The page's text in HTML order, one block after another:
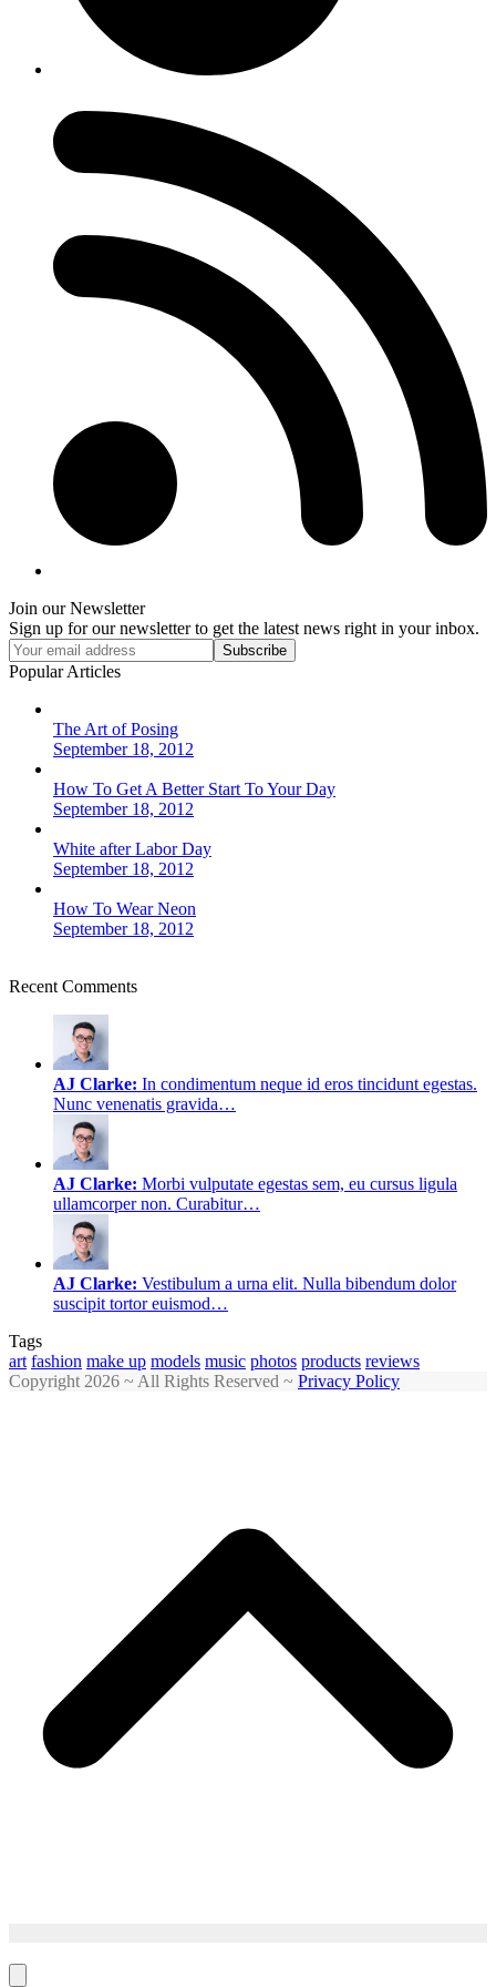
Join our Newsletter
Sign up for our newsletter to get the latest news right in your inbox.
Your
email
address
Subscribe
Popular Articles
The Art of Posing
September 18, 2012
How To Get A Better Start To Your Day
September 18, 2012
White after Labor Day
September 18, 2012
How To Wear Neon
September 18, 2012
Recent Comments
AJ Clarke: In condimentum neque id eros tincidunt egestas.
Nunc venenatis gravida…
AJ Clarke: Morbi vulputate egestas sem, eu cursus ligula
ullamcorper non. Curabitur…
AJ Clarke: Vestibulum a urna elit. Nulla bibendum dolor
suscipit tortor euismod…
Tags
art fashion make up models music photos products reviews
Copyright 2026 ~ All Rights Reserved ~ Privacy Policy
To